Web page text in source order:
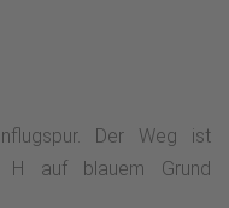
Der Weg ist
H auf blauem Grund